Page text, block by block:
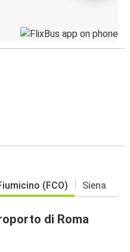
(FCO) Siena
di Roma